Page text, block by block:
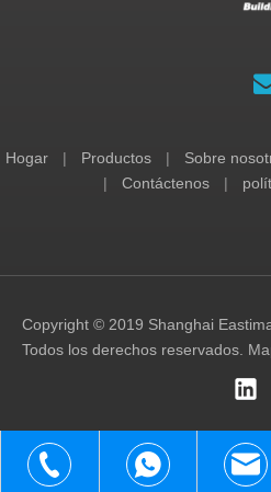
Hogar | Productos | Sobre
|
Contáctenos |
Copyright © 2019 Shanghai
Todos los derechos reservados.